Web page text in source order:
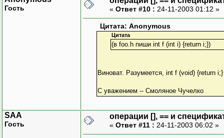
Гость « Ответ #10 : 24-11-2003 01:12 »
Цитата: Anonymous
Цитата
(в foo.h пиши int f (int i) {return i;})
Виноват. Разумеется, int f (void) {return i;}
С уважением -- Смоляное Чучелко
SAA
Гость
операции [], == и
« Ответ #11 : 24-11-2003 06:02 »